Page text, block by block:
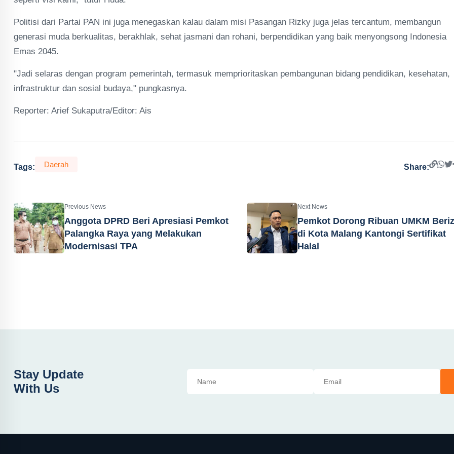
Politisi dari Partai PAN ini juga menegaskan kalau dalam misi Pasangan Rizky juga jelas tercantum, membangun
generasi muda berkualitas, berakhlak, sehat jasmani dan rohani, berpendidikan yang baik menyongsong Indonesia
Emas 2045.
"Jadi selaras dengan program pemerintah, termasuk memprioritaskan pembangunan bidang pendidikan, kesehatan,
infrastruktur dan sosial budaya," pungkasnya.
Reporter: Arief Sukaputra/Editor: Ais
Tags: Daerah Share:
Previous News
Anggota DPRD Beri Apresiasi Pemkot
Palangka Raya yang Melakukan
Modernisasi TPA
Next News
Pemkot Dorong Ribuan UMKM
di Kota Malang Kantongi Sertifikat
Halal
Stay Update
With Us